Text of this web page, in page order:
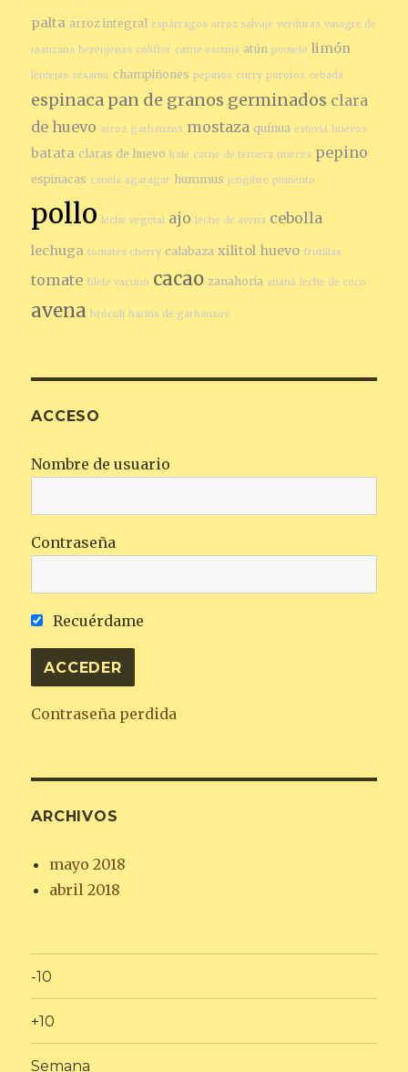
palta arroz integral espárragos arroz salvaje verduras vinagre de
manzana berenjenas coliflor carne vacuna atún pomelo limón
lentejas sésamo champiñones pepinos curry porotos cebada
espinaca pan de granos germinados clara
de huevo arroz garbanzos mostaza quínua estevia huevos
batata claras de huevo kale carne de ternera nueces pepino
espinacas canela agaragar hummus jengibre pimiento
pollo leche vegetal ajo leche de avena cebolla
lechuga tomates cherry calabaza xilitol huevo frutillas
tomate filete vacuno cacao zanahoria ananá leche de coco
avena brócoli harina de garbanzos
ACCESO
Nombre de usuario
Contraseña
Recuérdame
Contraseña perdida
ARCHIVOS
mayo 2018
abril 2018
-10
+10
Semana